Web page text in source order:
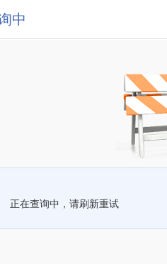
中
正在查询中，请刷新重试